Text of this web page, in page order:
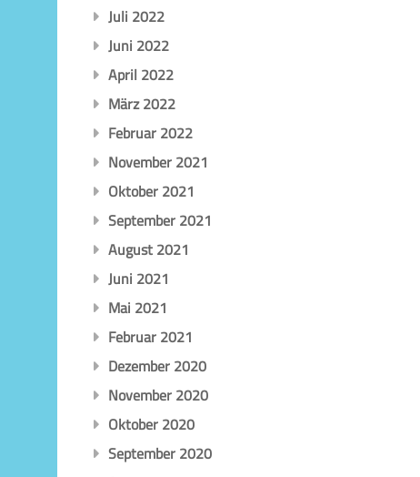
Juli 2022
Juni 2022
April 2022
März 2022
Februar 2022
November 2021
Oktober 2021
September 2021
August 2021
Juni 2021
Mai 2021
Februar 2021
Dezember 2020
November 2020
Oktober 2020
September 2020